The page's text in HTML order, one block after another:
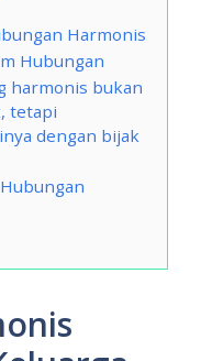
Harmonis
Hubungan
harmonis bukan
tetapi
dengan bijak